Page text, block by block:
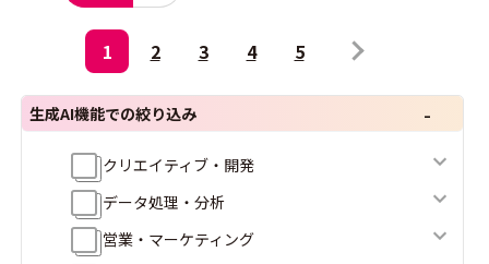
1 2 3 4 5
生成AI機能での絞り込み
クリエイティブ・開発
データ処理・分析
営業・マーケティング